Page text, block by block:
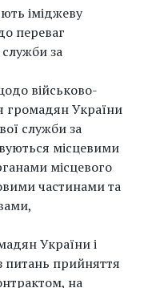
іміджеву
переваг
за
військово-
громадян України
служби за
місцевими
місцевого
частинами та
України і
питань прийняття
на